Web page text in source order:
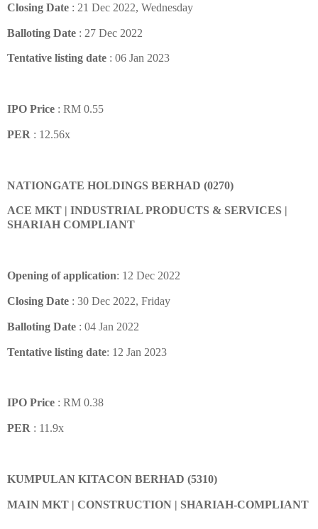
Closing Date : 21 Dec 2022, Wednesday
Balloting Date : 27 Dec 2022
Tentative listing date : 06 Jan 2023
IPO Price : RM 0.55
PER : 12.56x
NATIONGATE HOLDINGS BERHAD (0270)
ACE MKT | INDUSTRIAL PRODUCTS & SERVICES |
SHARIAH COMPLIANT
Opening of application: 12 Dec 2022
Closing Date : 30 Dec 2022, Friday
Balloting Date : 04 Jan 2022
Tentative listing date: 12 Jan 2023
IPO Price : RM 0.38
PER : 11.9x
KUMPULAN KITACON BERHAD (5310)
MAIN MKT | CONSTRUCTION | SHARIAH-COMPLIANT